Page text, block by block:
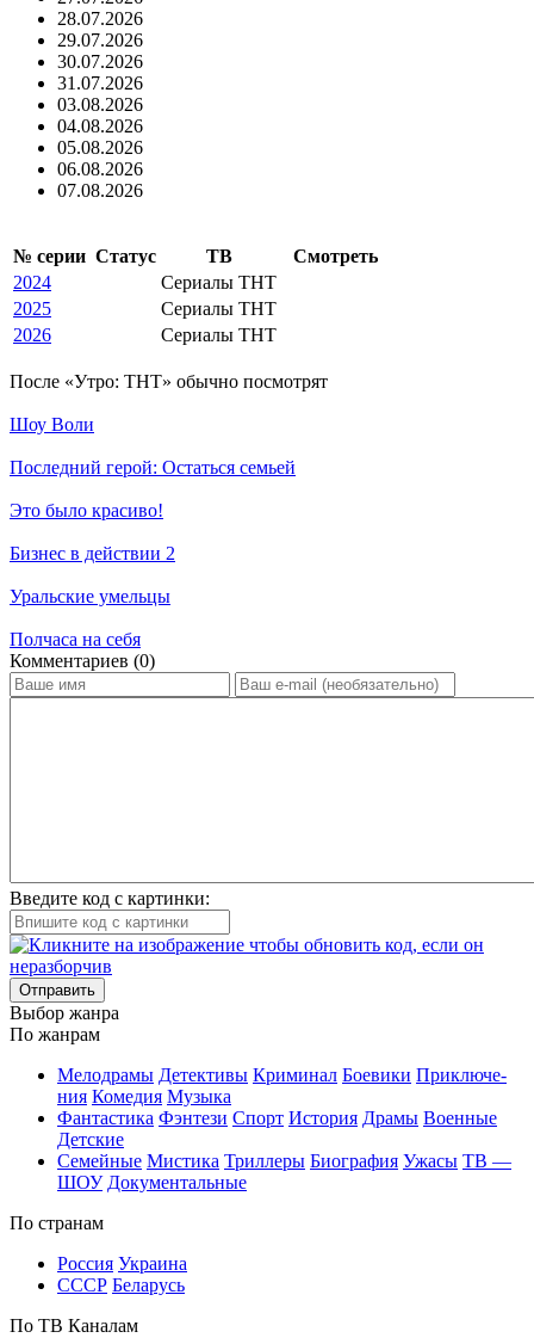
28.07.2026
29.07.2026
30.07.2026
31.07.2026
03.08.2026
04.08.2026
05.08.2026
06.08.2026
07.08.2026
№ се­рии Ста­тус ТВ
Смот­реть
2024
Сериалы ТНТ
2025
Сериалы ТНТ
2026
Сериалы ТНТ
По­сле «Утро: ТНТ» обыч­но по­смот­рят
Шоу Воли
Последний герой: Остаться семьей
Это было красиво!
Бизнес в действии 2
Уральские умельцы
Полчаса на себя
Ком­мен­та­ри­ев (0)
Введите код с картинки:
Отправить
Вы­бор жан­ра
По жан­рам
Ме­ло­дра­мы Де­тек­ти­вы Кри­ми­нал Бое­ви­ки При­клю­че­
ния Ко­ме­дия Му­зы­ка
Фан­та­сти­ка Фэн­те­зи Спорт Ис­то­рия Дра­мы Во­ен­ные
Дет­ские
Се­мей­ные Мис­ти­ка Трил­ле­ры Био­гра­фия Ужа­сы ТВ —
ШОУ До­ку­мен­таль­ные
По стра­нам
Рос­сия Ук­раи­на
СССР Бе­ла­русь
По ТВ Ка­на­лам